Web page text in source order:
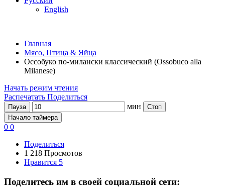
English
Главная
Мясо, Птица & Яйца
Оссобуко по-милански классический (Ossobuco alla
Milanese)
Начать режим чтения
Распечатать Поделиться
Пауза мин
Стоп
Начало таймера
0 0
Поделиться
1 218 Просмотов
Нравится 5
Поделитесь им в своей социальной сети: